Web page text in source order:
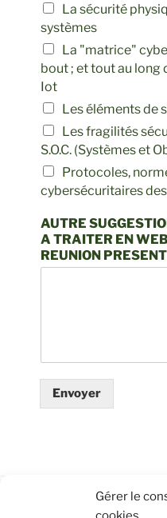
Gérer le
La sécurité
systèmes
La "matrice"
bout ; et tout au long
Iot
Les éléments de
Les fragilités
S.O.C. (Systèmes et
Protocoles,
cybersécuritaires
AUTRE
A TRAITER EN
REUNION
Envoyer